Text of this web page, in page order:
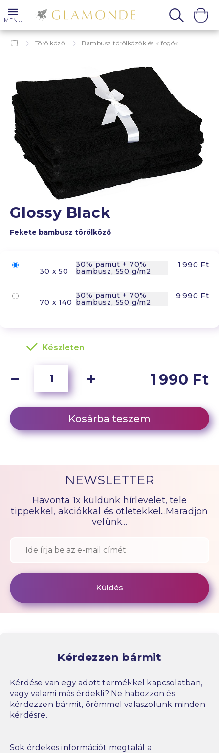
MENU
Törölköző Bambusz törölközők és kifogók
Glossy Black
Fekete bambusz törölköző
30 x 50
30% pamut + 70%
bambusz, 550 g/m2
1 990 Ft
70 x 140
30% pamut + 70%
bambusz, 550 g/m2
9 990 Ft
Készleten
1 990 Ft
Kosárba teszem
NEWSLETTER
Havonta 1x küldünk hírlevelet, tele
tippekkel, akciókkal és ötletekkel...Maradjon
velünk...
Kérdezzen bármit
Kérdése van egy adott termékkel kapcsolatban,
vagy valami más érdekli? Ne habozzon és
kérdezzen bármit, örömmel válaszolunk minden
kérdésre.
Sok érdekes információt megtalál a